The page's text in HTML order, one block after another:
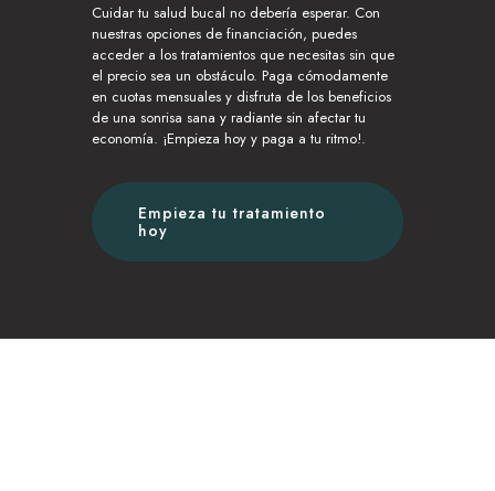
Cuidar tu salud bucal no debería esperar. Con
nuestras opciones de financiación, puedes
acceder a los tratamientos que necesitas sin que
el precio sea un obstáculo. Paga cómodamente
en cuotas mensuales y disfruta de los beneficios
de una sonrisa sana y radiante sin afectar tu
economía. ¡Empieza hoy y paga a tu ritmo!.
Empieza tu tratamiento
hoy